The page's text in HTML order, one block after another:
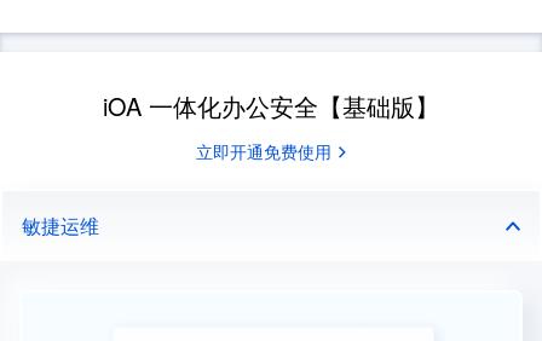
iOA 一体化办公安全【基础版】
立即开通免费使用
敏捷运维